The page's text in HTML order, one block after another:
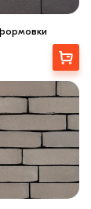
Выбрать